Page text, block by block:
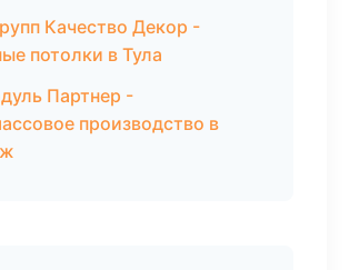
Качество Декор -
потолки в Тула
Партнер -
производство в